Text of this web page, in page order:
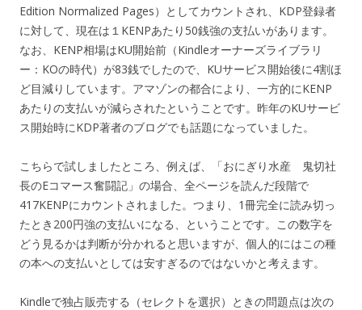
Edition Normalized Pages）としてカウントされ、KDP登録者
に対して、現在は１KENPあたり50銭強の支払いがあります。
なお、KENP相場はKU開始前（Kindleオーナーズライブラリ
ー：KOの時代）が83銭でしたので、KUサービス開始後に4割ほ
ど目減りしています。アマゾンの都合により、一方的にKENP
あたりの支払いが減らされたということです。昨年のKUサービ
ス開始時にKDP著者のブログでも話題になっていました。
こちらで試しましたところ、例えば、「おにぎり水産 鬼切社
長のEコマース奮闘記」の場合、全ページを読んだ段階で
417KENPにカウントされました。つまり、1冊完全に読み切っ
たとき200円強の支払いになる、ということです。この数字を
どう見るかは判断が分かれると思いますが、個人的にはこの種
の本への支払いとしては安すぎるのではないかと考えます。
Kindleで独占販売する（セレクトを選択）ときの問題点は次の